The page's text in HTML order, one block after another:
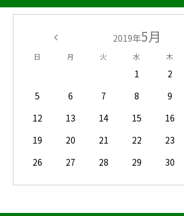
2019年5月
日 月 火 水 木
1 2
5
6 7 8 9
12
13 14 15 16
19
20 21 22 23
26
27 28 29 30